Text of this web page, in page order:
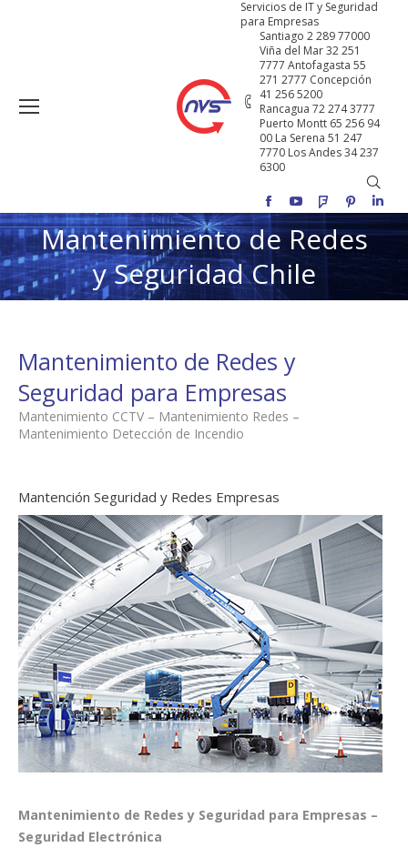
Servicios de IT y Seguridad
para Empresas
Santiago 2 289 77000
Viña del Mar 32 251
7777 Antofagasta 55
271 2777 Concepción
41 256 5200
Rancagua 72 274 3777
Puerto Montt 65 256 94
00 La Serena 51 247
7770 Los Andes 34 237
6300
Buscar:
Facebook
YouTubeFoursquare
Pinterest
Mantenimiento de Redes
y Seguridad Chile
Estás aquí:
Mantenimiento de Redes y
Seguridad para Empresas
Mantenimiento CCTV – Mantenimiento Redes –
Mantenimiento Detección de Incendio
Mantención Seguridad y Redes Empresas
Mantenimiento de Redes y Seguridad para Empresas –
Seguridad Electrónica